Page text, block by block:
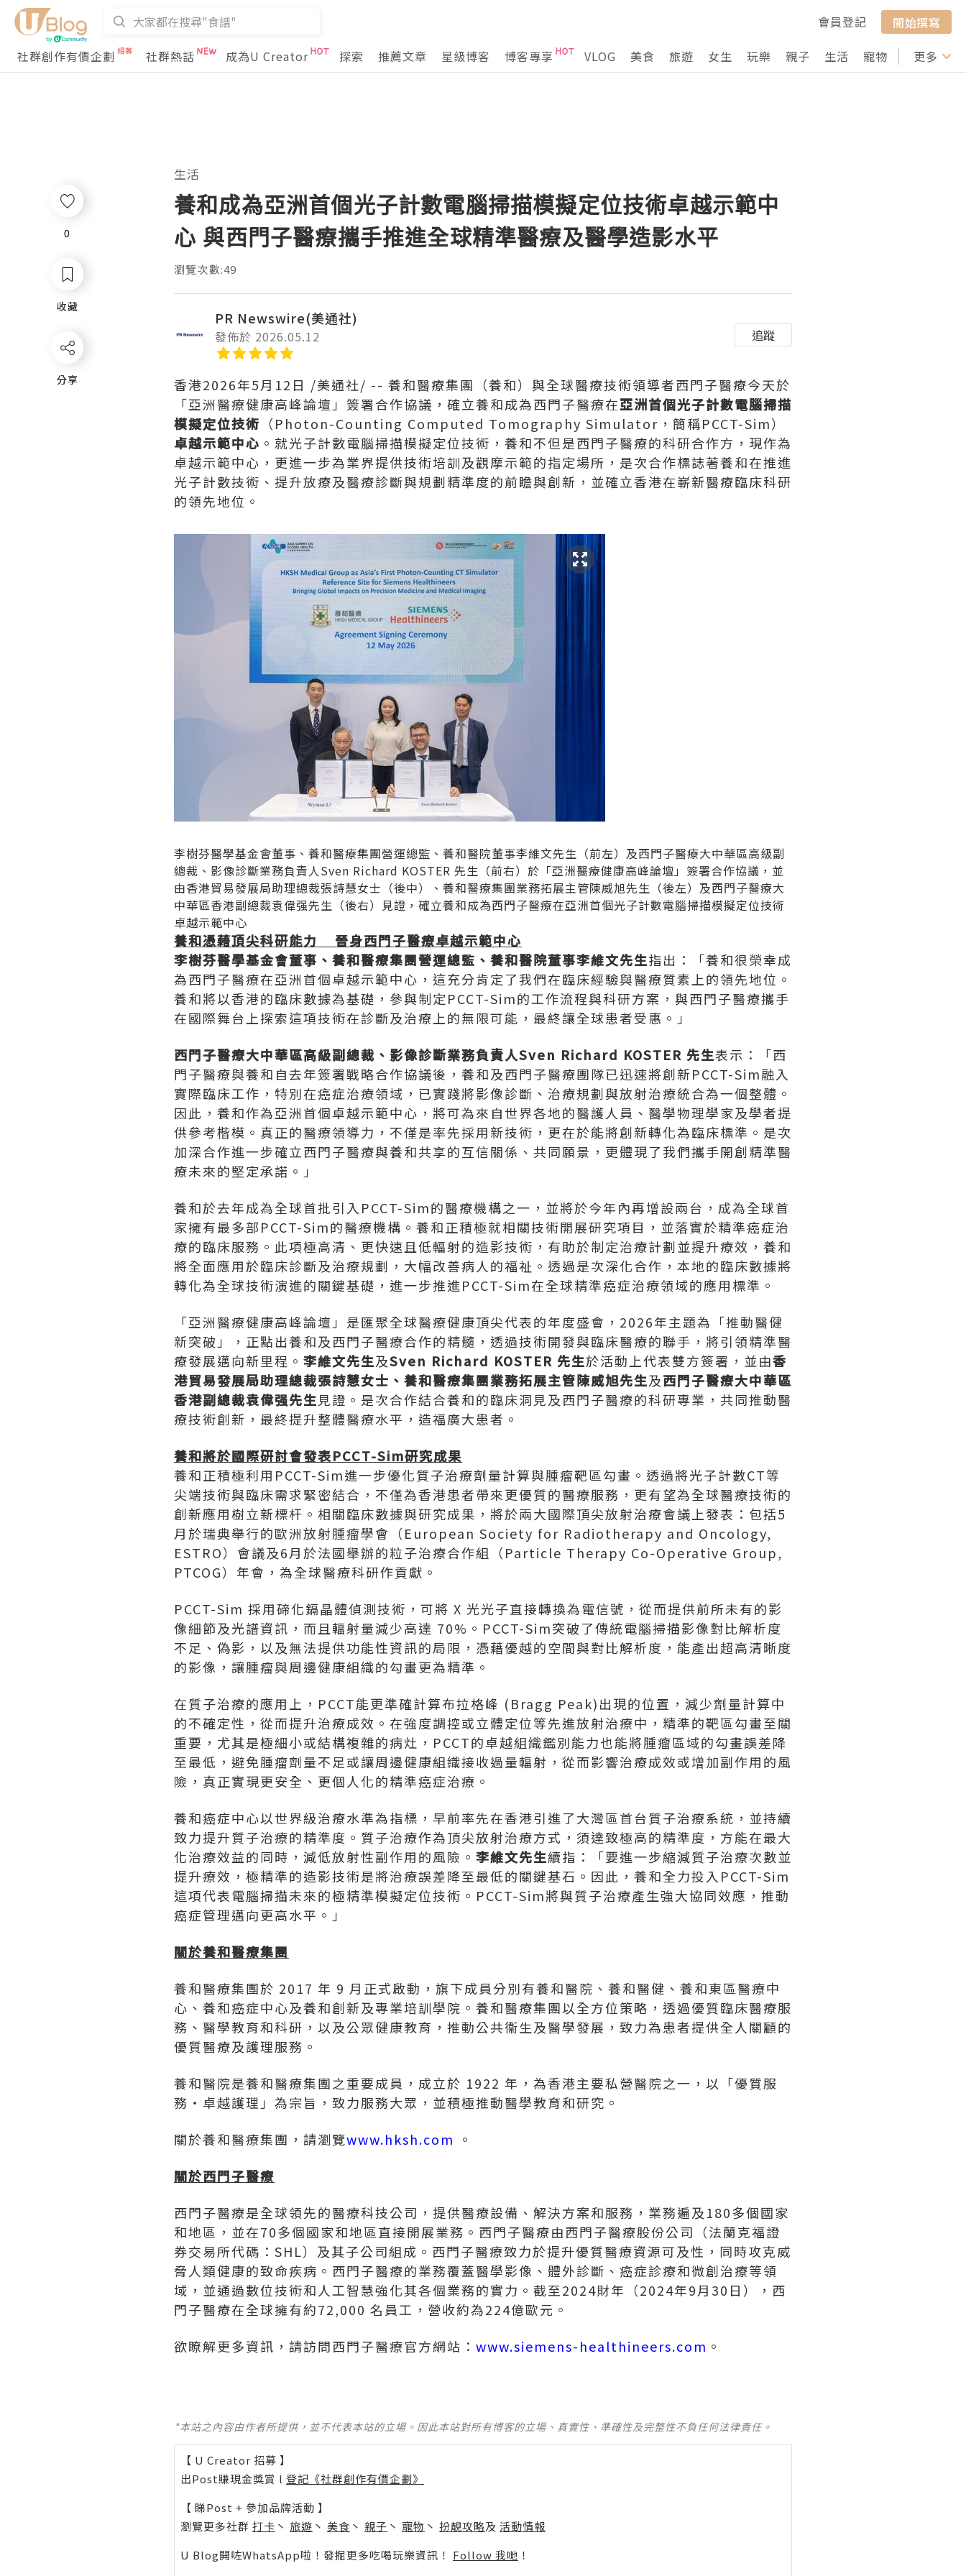
會員登記
開始撰寫
社群創作有價企劃
社群熱話 成為U Creator 探索 推薦文章 星級博客 博客專享 VLOG 美食 旅遊 女生 玩樂 親子 生活 寵物 行山 打卡
更多
0
收藏
分享
生活
養和成為亞洲首個光子計數電腦掃描模擬定位技術卓越示範中
心 與西門子醫療攜手推進全球精準醫療及醫學造影水平
瀏覽次數:49
PR Newswire(美通社)
發佈於 2026.05.12 追蹤
香港2026年5月12日 /美通社/ -- 養和醫療集團（養和）與全球醫療技術領導者西門子醫療今天於
「亞洲醫療健康高峰論壇」簽署合作協議，確立養和成為西門子醫療在亞洲首個光子計數電腦掃描
模擬定位技術 （Photon-Counting Computed Tomography Simulator，簡稱PCCT-Sim）
卓越示範中心 。就光子計數電腦掃描模擬定位技術，養和不但是西門子醫療的科研合作方，現作為
卓越示範中心，更進一步為業界提供技術培訓及觀摩示範的指定場所，是次合作標誌著養和在推進
光子計數技術、提升放療及醫療診斷與規劃精準度的前瞻與創新，並確立香港在嶄新醫療臨床科研
的領先地位。
李樹芬醫學基金會董事、養和醫療集團營運總監、養和醫院董事李維文先生（前左）及西門子醫療大中華區高級副
總裁、影像診斷業務負責人Sven Richard KOSTER 先生（前右）於「亞洲醫療健康高峰論壇」簽署合作協議，並
由香港貿易發展局助理總裁張詩慧女士（後中）、養和醫療集團業務拓展主管陳威旭先生（後左）及西門子醫療大
中華區香港副總裁袁偉强先生（後右）見證，確立養和成為西門子醫療在亞洲首個光子計數電腦掃描模擬定位技術
卓越示範中心
養和憑藉頂尖科研能力
晉身西門子醫療卓越示範中心
李樹芬醫學基金會董事、養和醫療集團營運總監、養和醫院董事李維文先生指出：「養和很榮幸成
為西門子醫療在亞洲首個卓越示範中心，這充分肯定了我們在臨床經驗與醫療質素上的領先地位。
養和將以香港的臨床數據為基礎，參與制定PCCT-Sim的工作流程與科研方案，與西門子醫療攜手
在國際舞台上探索這項技術在診斷及治療上的無限可能，最終讓全球患者受惠。」
西門子醫療大中華區高級副總裁、影像診斷業務負責人Sven Richard KOSTER 先生表示：「西
門子醫療與養和自去年簽署戰略合作協議後，養和及西門子醫療團隊已迅速將創新PCCT-Sim融入
實際臨床工作，特別在癌症治療領域，已實踐將影像診斷、治療規劃與放射治療統合為一個整體。
因此，養和作為亞洲首個卓越示範中心，將可為來自世界各地的醫護人員、醫學物理學家及學者提
供參考楷模。真正的醫療領導力，不僅是率先採用新技術，更在於能將創新轉化為臨床標準。是次
加深合作進一步確立西門子醫療與養和共享的互信關係、共同願景，更體現了我們攜手開創精準醫
療未來的堅定承諾。」
養和於去年成為全球首批引入PCCT-Sim的醫療機構之一，並將於今年內再增設兩台，成為全球首
家擁有最多部PCCT-Sim的醫療機構。養和正積極就相關技術開展研究項目，並落實於精準癌症治
療的臨床服務。此項極高清、更快速且低輻射的造影技術，有助於制定治療計劃並提升療效，養和
將全面應用於臨床診斷及治療規劃，大幅改善病人的福祉。透過是次深化合作，本地的臨床數據將
轉化為全球技術演進的關鍵基礎，進一步推進PCCT-Sim在全球精準癌症治療領域的應用標準。
「亞洲醫療健康高峰論壇」是匯聚全球醫療健康頂尖代表的年度盛會，2026年主題為「推動醫健
新突破」，正點出養和及西門子醫療合作的精髓，透過技術開發與臨床醫療的聯手，將引領精準醫
療發展邁向新里程。 李維文先生及Sven Richard KOSTER 先生於活動上代表雙方簽署，並由香
港貿易發展局助理總裁張詩慧女士、養和醫療集團業務拓展主管陳威旭先生及西門子醫療大中華區
香港副總裁袁偉强先生見證。是次合作結合養和的臨床洞見及西門子醫療的科研專業，共同推動醫
療技術創新，最終提升整體醫療水平，造福廣大患者。
養和將於國際研討會發表PCCT-Sim研究成果
養和正積極利用PCCT-Sim進一步優化質子治療劑量計算與腫瘤靶區勾畫。透過將光子計數CT等
尖端技術與臨床需求緊密結合，不僅為香港患者帶來更優質的醫療服務，更有望為全球醫療技術的
創新應用樹立新標杆。相關臨床數據與研究成果，將於兩大國際頂尖放射治療會議上發表：包括5
月於瑞典舉行的歐洲放射腫瘤學會（European Society for Radiotherapy and Oncology,
ESTRO）會議及6月於法國舉辦的粒子治療合作組（Particle Therapy Co-Operative Group,
PTCOG）年會，為全球醫療科研作貢獻。
PCCT-Sim 採用碲化鎘晶體偵測技術，可將 X 光光子直接轉換為電信號，從而提供前所未有的影
像細節及光譜資訊，而且輻射量減少高達 70%。PCCT-Sim突破了傳統電腦掃描影像對比解析度
不足、偽影，以及無法提供功能性資訊的局限，憑藉優越的空間與對比解析度，能產出超高清晰度
的影像，讓腫瘤與周邊健康組織的勾畫更為精準。
在質子治療的應用上，PCCT能更準確計算布拉格峰 (Bragg Peak)出現的位置，減少劑量計算中
的不確定性，從而提升治療成效。在強度調控或立體定位等先進放射治療中，精準的靶區勾畫至關
重要，尤其是極細小或結構複雜的病灶，PCCT的卓越組織鑑別能力也能將腫瘤區域的勾畫誤差降
至最低，避免腫瘤劑量不足或讓周邊健康組織接收過量輻射，從而影響治療成效或增加副作用的風
險，真正實現更安全、更個人化的精準癌症治療。
養和癌症中心以世界級治療水準為指標，早前率先在香港引進了大灣區首台質子治療系統，並持續
致力提升質子治療的精準度。質子治療作為頂尖放射治療方式，須達致極高的精準度，方能在最大
化治療效益的同時，減低放射性副作用的風險。 李維文先生續指：「要進一步縮減質子治療次數並
提升療效，極精準的造影技術是將治療誤差降至最低的關鍵基石。因此，養和全力投入PCCT-Sim
這項代表電腦掃描未來的極精準模擬定位技術。PCCT-Sim將與質子治療產生強大協同效應，推動
癌症管理邁向更高水平。」
關於養和醫療集團
養和醫療集團於 2017 年 9 月正式啟動，旗下成員分別有養和醫院、養和醫健、養和東區醫療中
心、養和癌症中心及養和創新及專業培訓學院。養和醫療集團以全方位策略，透過優質臨床醫療服
務、醫學教育和科研，以及公眾健康教育，推動公共衞生及醫學發展，致力為患者提供全人關顧的
優質醫療及護理服務。
養和醫院是養和醫療集團之重要成員，成立於 1922 年，為香港主要私營醫院之一，以「優質服
務‧卓越護理」為宗旨，致力服務大眾，並積極推動醫學教育和研究。
關於養和醫療集團，請瀏覽www.hksh.com 。
關於西門子醫療
西門子醫療是全球領先的醫療科技公司，提供醫療設備、解決方案和服務，業務遍及180多個國家
和地區，並在70多個國家和地區直接開展業務。西門子醫療由西門子醫療股份公司（法蘭克福證
券交易所代碼：SHL）及其子公司組成。西門子醫療致力於提升優質醫療資源可及性，同時攻克威
脅人類健康的致命疾病。西門子醫療的業務覆蓋醫學影像、體外診斷、癌症診療和微創治療等領
域，並通過數位技術和人工智慧強化其各個業務的實力。截至2024財年（2024年9月30日），西
門子醫療在全球擁有約72,000 名員工，營收約為224億歐元。
欲瞭解更多資訊，請訪問西門子醫療官方網站： www.siemens-healthineers.com 。
*本站之內容由作者所提供，並不代表本站的立場。因此本站對所有博客的立場、真實性、準確性及完整性不負任何法律責任。
【 U Creator 招募 】
出Post賺現金獎賞 l 登記《社群創作有價企劃》
【 睇Post + 參加品牌活動 】
瀏覽更多社群 打卡 丶 旅遊 丶 美食 丶 親子 丶 寵物 丶 扮靚攻略及 活動情報
U Blog開咗WhatsApp啦！發掘更多吃喝玩樂資訊！ Follow 我哋 ！
0
收藏
分享